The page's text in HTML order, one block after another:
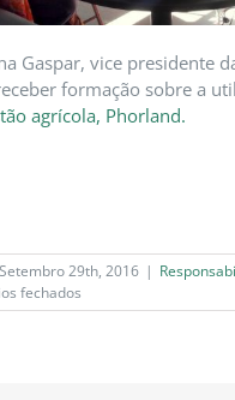
Gaspar, vice presidente
formação sobre a
agrícola, Phorland.
Setembro 29th, 2016 |
fechados
Phosphorland